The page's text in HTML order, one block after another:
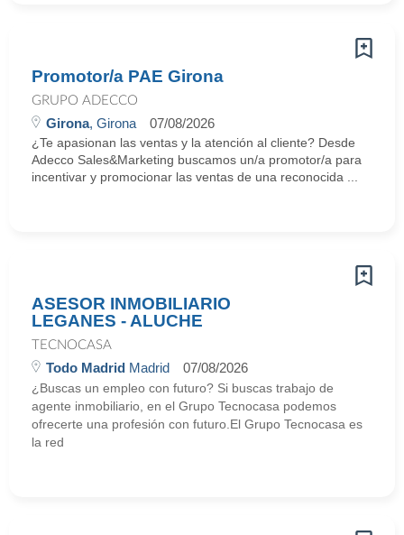
Promotor/a PAE Girona
GRUPO ADECCO
Girona, Girona 07/08/2026
¿Te apasionan las ventas y la atención al cliente? Desde
Adecco Sales&Marketing buscamos un/a promotor/a para
incentivar y promocionar las ventas de una reconocida ...
ASESOR INMOBILIARIO
LEGANES - ALUCHE
TECNOCASA
Todo Madrid Madrid 07/08/2026
¿Buscas un empleo con futuro? Si buscas trabajo de
agente inmobiliario, en el Grupo Tecnocasa podemos
ofrecerte una profesión con futuro.El Grupo Tecnocasa es
la red